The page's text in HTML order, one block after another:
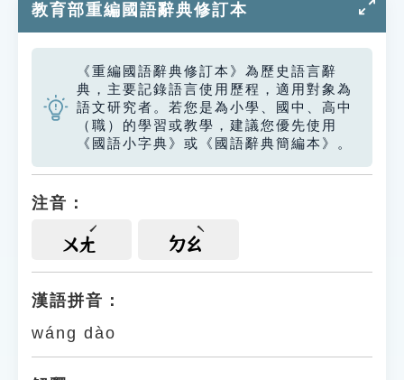
教育部重編國語辭典修訂本
《重編國語辭典修訂本》為歷史語言辭
典，主要記錄語言使用歷程，適用對象為
語文研究者。若您是為小學、國中、高中
（職）的學習或教學，建議您優先使用
《國語小字典》或《國語辭典簡編本》。
注音：
ㄨㄤ ㄉㄠ
漢語拼音：
wáng dào